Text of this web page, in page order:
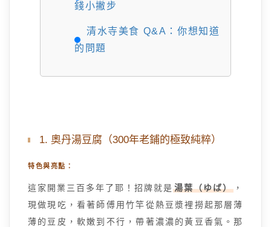
錢小撇步
清水寺美食 Q&A：你想知道
的問題
1. 奧丹湯豆腐（300年老鋪的極致純粹）
特色與亮點：
這家開業三百多年了耶！招牌就是湯葉（ゆば） ，
現做現吃，看著師傅用竹竿從熱豆漿裡撈起那層薄
薄的豆皮，軟嫩到不行，帶著濃濃的黃豆香氣。那